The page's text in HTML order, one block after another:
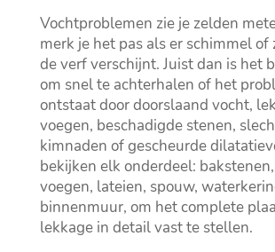
Vochtproblemen zie je zelden
merk je het pas als er schimmel of
de verf verschijnt.​ Juist dan is het
om snel te achterhalen of het
ontstaat door doorslaand vocht,
voegen, beschadigde stenen,
kimnaden of gescheurde
bekijken elk onderdeel:
voegen, lateien, spouw,
binnenmuur, om het complete
lekkage in detail vast te stellen.​